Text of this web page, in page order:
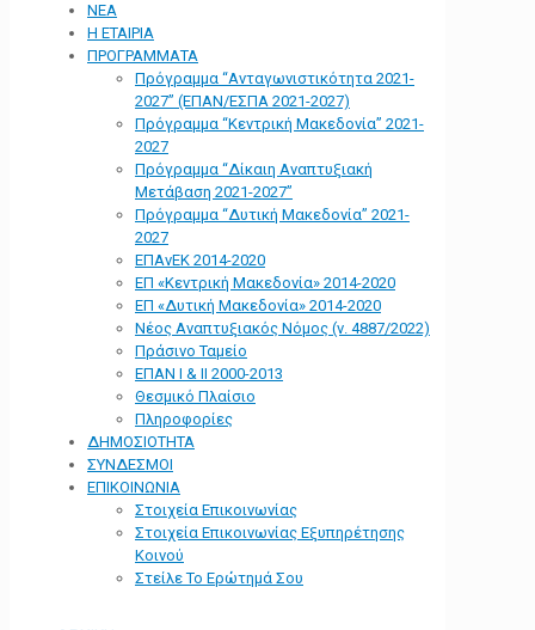
ΝΕΑ
Η ΕΤΑΙΡΙΑ
ΠΡΟΓΡΑΜΜΑΤΑ
Πρόγραμμα “Ανταγωνιστικότητα 2021-
2027” (ΕΠΑΝ/ΕΣΠΑ 2021-2027)
Πρόγραμμα “Κεντρική Μακεδονία” 2021-
2027
Πρόγραμμα “Δίκαιη Αναπτυξιακή
Μετάβαση 2021-2027”
Πρόγραμμα “Δυτική Μακεδονία” 2021-
2027
ΕΠΑνΕΚ 2014-2020
ΕΠ «Kεντρική Μακεδονία» 2014-2020
ΕΠ «Δυτική Μακεδονία» 2014-2020
Νέος Αναπτυξιακός Νόμος (ν. 4887/2022)
Πράσινο Ταμείο
ΕΠΑΝ Ι & ΙΙ 2000-2013
Θεσμικό Πλαίσιο
Πληροφορίες
ΔΗΜΟΣΙΟΤΗΤΑ
ΣΥΝΔΕΣΜΟΙ
ΕΠΙΚΟΙΝΩΝΙΑ
Στοιχεία Επικοινωνίας
Στοιχεία Επικοινωνίας Εξυπηρέτησης
Κοινού
Στείλε Το Ερώτημά Σου